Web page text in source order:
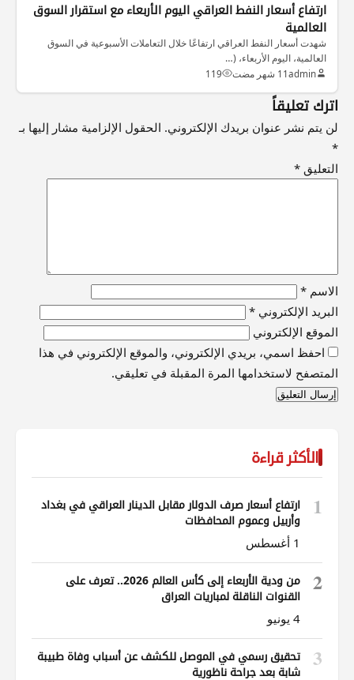
ارتفاع أسعار النفط العراقي اليوم الأربعاء مع استقرار السوق
العالمية
شهدت أسعار النفط العراقي ارتفاعًا خلال التعاملات الأسبوعية في السوق
العالمية، اليوم الأربعاء، (…
admin11 شهر مضت 119
اترك تعليقاً
لن يتم نشر عنوان بريدك الإلكتروني. الحقول الإلزامية مشار إليها بـ
*
التعليق *
الاسم *
البريد الإلكتروني *
الموقع الإلكتروني
احفظ اسمي، بريدي الإلكتروني، والموقع الإلكتروني في هذا
المتصفح لاستخدامها المرة المقبلة في تعليقي.
الأكثر قراءة
1
ارتفاع أسعار صرف الدولار مقابل الدينار العراقي في بغداد
وأربيل وعموم المحافظات
1 أغسطس
2
من ودية الأربعاء إلى كأس العالم 2026.. تعرف على
القنوات الناقلة لمباريات العراق
4 يونيو
3
تحقيق رسمي في الموصل للكشف عن أسباب وفاة طبيبة
شابة بعد جراحة ناظورية